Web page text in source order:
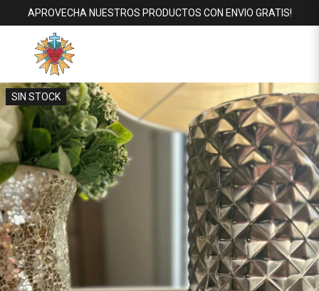
APROVECHA NUESTROS PRODUCTOS CON ENVIO GRATIS!
SIN STOCK